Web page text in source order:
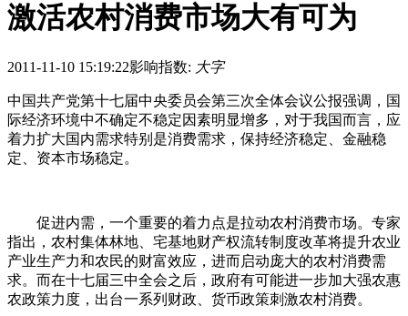
激活农村消费市场大有可为
2011-11-10 15:19:22影响指数: 大字
中国共产党第十七届中央委员会第三次全体会议公报强调，国
际经济环境中不确定不稳定因素明显增多，对于我国而言，应
着力扩大国内需求特别是消费需求，保持经济稳定、金融稳
定、资本市场稳定。
促进内需，一个重要的着力点是拉动农村消费市场。专家
指出，农村集体林地、宅基地财产权流转制度改革将提升农业
产业生产力和农民的财富效应，进而启动庞大的农村消费需
求。而在十七届三中全会之后，政府有可能进一步加大强农惠
农政策力度，出台一系列财政、货币政策刺激农村消费。